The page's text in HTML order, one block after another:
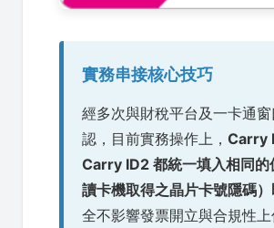
實務串接核心技巧
經多次與財稅平台及一卡通
認，目前實務操作上， Carry
Carry ID2 都統一填入相同的
讀卡機取得之晶片卡號隱碼
全不影響發票開立與合規性上